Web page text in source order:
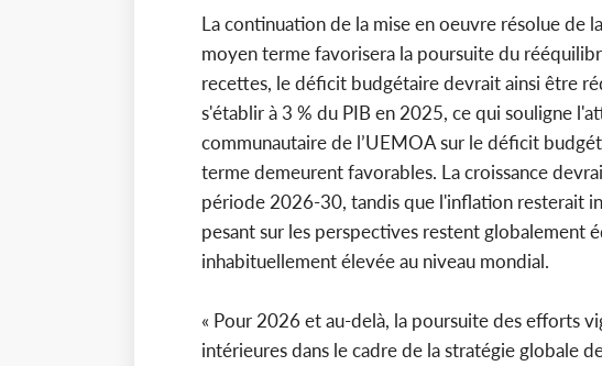
La continuation de la mise en oeuvre résolue de
moyen terme favorisera la poursuite du
recettes, le déficit budgétaire devrait ainsi être
s'établir à 3 % du PIB en 2025, ce qui souligne
communautaire de l’UEMOA sur le déficit
terme demeurent favorables. La croissance
période 2026-30, tandis que l'inflation resterait
pesant sur les perspectives restent globalement
inhabituellement élevée au niveau mondial.
« Pour 2026 et au-delà, la poursuite des efforts
intérieures dans le cadre de la stratégie globale